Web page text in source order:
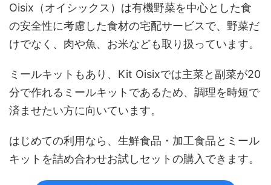
Oisix（オイシックス）は有機野菜を中心とした食
の安全性に考慮した食材の宅配サービスで、野菜だ
けでなく、肉や魚、お米なども取り扱っています。
ミールキットもあり、Kit Oisixでは主菜と副菜が20
分で作れるミールキットであるため、調理を時短で
済ませたい方に向いています。
はじめての利用なら、生鮮食品・加工食品とミール
キットを詰め合わせお試しセットの購入できます。